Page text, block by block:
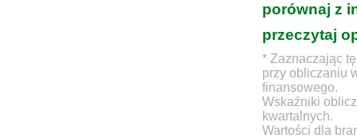
porównaj z
przeczytaj
* Zaznaczając
przy obliczaniu
finansowego.
Wskaźniki
kwartalnych.
Wartości dla